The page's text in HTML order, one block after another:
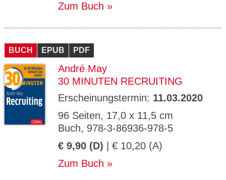
Zum Buch
BUCH EPUB PDF
André May
30 MINUTEN RECRUITING
Erscheinungstermin: 11.03.2020
96 Seiten, 17,0 x 11,5 cm
Buch, 978-3-86936-978-5
€ 9,90 (D) | € 10,20 (A)
Zum Buch